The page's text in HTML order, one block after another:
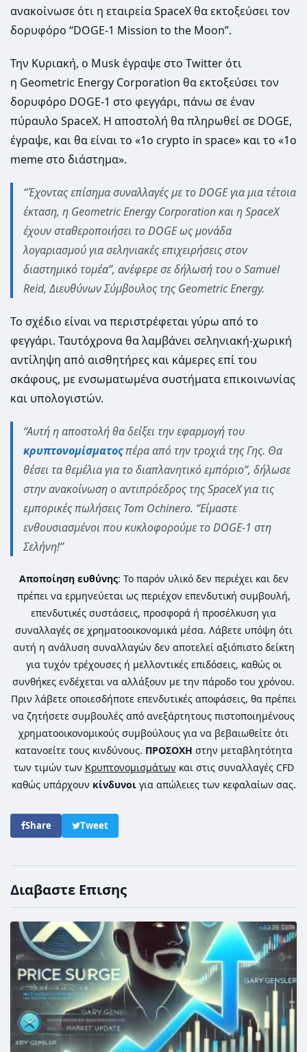
ανακοίνωσε ότι η εταιρεία SpaceX θα εκτοξεύσει τον
δορυφόρο “DOGE-1 Mission to the Moon”.
Την Κυριακή, ο Musk έγραψε στο Twitter ότι
η Geometric Energy Corporation θα εκτοξεύσει τον
δορυφόρο DOGE-1 στο φεγγάρι, πάνω σε έναν
πύραυλο SpaceX. Η αποστολή θα πληρωθεί σε DOGE,
έγραψε, και θα είναι το «1ο crypto in space» και το «1ο
meme στο διάστημα».
“Έχοντας επίσημα συναλλαγές με το DOGE για μια τέτοια
έκταση, η Geometric Energy Corporation και η SpaceX
έχουν σταθεροποιήσει το DOGE ως μονάδα
λογαριασμού για σεληνιακές επιχειρήσεις στον
διαστημικό τομέα”, ανέφερε σε δήλωσή του ο Samuel
Reid, Διευθύνων Σύμβουλος της Geometric Energy.
Το σχέδιο είναι να περιστρέφεται γύρω από το
φεγγάρι. Ταυτόχρονα θα λαμβάνει σεληνιακή-χωρική
αντίληψη από αισθητήρες και κάμερες επί του
σκάφους, με ενσωματωμένα συστήματα επικοινωνίας
και υπολογιστών.
“Αυτή η αποστολή θα δείξει την εφαρμογή του
κρυπτονομίσματοςπέρα ​​από την τροχιά της Γης. Θα
θέσει τα θεμέλια για το διαπλανητικό εμπόριο”, δήλωσε
στην ανακοίνωση ο αντιπρόεδρος της SpaceX για τις
εμπορικές πωλήσεις Tom Ochinero. “Είμαστε
ενθουσιασμένοι που κυκλοφορούμε το DOGE-1 στη
Σελήνη!”
Αποποίηση ευθύνης: Το παρόν υλικό δεν περιέχει και δεν
πρέπει να ερμηνεύεται ως περιέχον επενδυτική συμβουλή,
επενδυτικές συστάσεις, προσφορά ή προσέλκυση για
συναλλαγές σε χρηματοοικονομικά μέσα. Λάβετε υπόψη ότι
αυτή η ανάλυση συναλλαγών δεν αποτελεί αξιόπιστο δείκτη
για τυχόν τρέχουσες ή μελλοντικές επιδόσεις, καθώς οι
συνθήκες ενδέχεται να αλλάξουν με την πάροδο του χρόνου.
Πριν λάβετε οποιεσδήποτε επενδυτικές αποφάσεις, θα πρέπει
να ζητήσετε συμβουλές από ανεξάρτητους πιστοποιημένους
χρηματοοικονομικούς συμβούλους για να βεβαιωθείτε ότι
κατανοείτε τους κινδύνους. ΠΡΟΣΟΧΗ στην μεταβλητότητα
των τιμών των Κρυπτονομισμάτων και στις συναλλαγές CFD
καθώς υπάρχουν κίνδυνοιγια απώλειες των κεφαλαίων σας.
Share Tweet
Διαβαστε Επισης